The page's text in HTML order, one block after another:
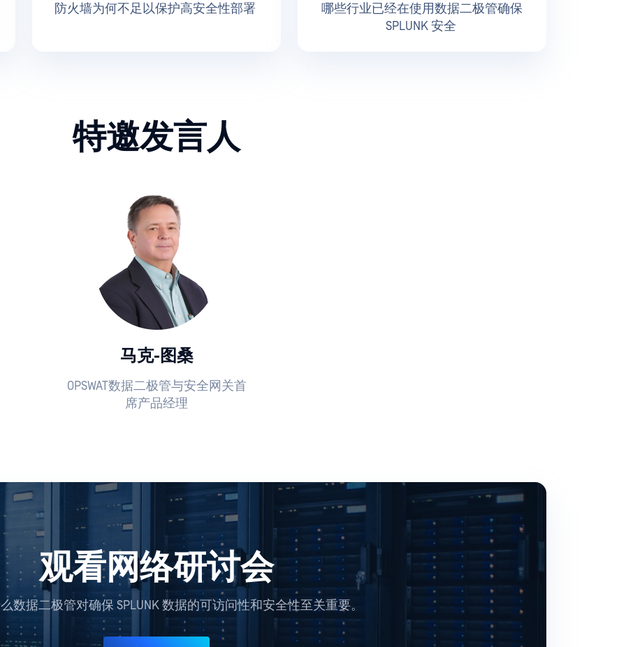
防火墙为何不足以保护高安全性部署
哪些行业已经在使用数据二极管确保
SPLUNK 安全
特邀发言人
马克-图桑
OPSWAT数据二极管与安全网关首
席产品经理
观看网络研讨会
数据二极管对确保 SPLUNK 数据的可访问性和安全性至关重要。